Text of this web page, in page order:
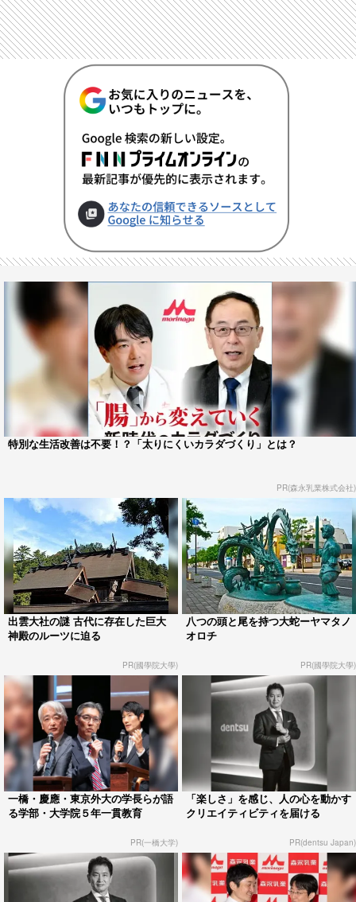
特別な生活改善は不要！？「太りにくいカラダづくり」とは？
PR(森永乳業株式会社)
出雲大社の謎 古代に存在した巨大
神殿のルーツに迫る
PR(國學院大學)
八つの頭と尾を持つ大蛇ーヤマタノ
オロチ
PR(國學院大學)
一橋・慶應・東京外大の学長らが語
る学部・大学院５年一貫教育
PR(一橋大学)
「楽しさ」を感じ、人の心を動かす
クリエイティビティを届ける
PR(dentsu Japan)